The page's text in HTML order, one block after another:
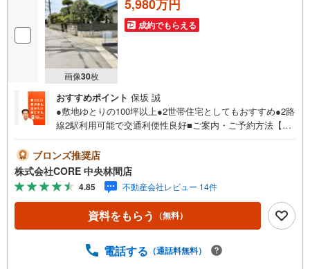
を
す
る
画像30枚
5,980万円
成約でもらえる
おすすめポイント 保坂 誠
●敷地ゆとりの100坪以上●2世帯住宅としてもおすすめ●2路
線2駅利用可能で交通利便性良好■ご案内・ご予約方法【営
お電話が繋がりやすくなっております。ぜひお気軽にご連
絡下さい！現地を見学される場合は「室内・現地を見学す
る（無料）」ボタンよりご希望の日時をご記入いただけま
すとスムーズにご案内が可能です。■キッズスペースもご用
意しております！お子様が退屈しないよう、DVD・おもち
ゃ・絵本・ぬりえなどキッズスペースも充実させておりま
完備しております！広々した駐車スペースですので、駐車
ブロンズ推奨店
株式会社CORE 中央林間店
4.85 不動産会社レビュー 14件
資料をもらう （無料）
電話する （通話料無料）